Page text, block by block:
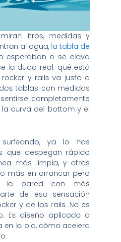
litros, medidas y
al agua, la tabla de
esperaban o se clava
la duda real: qué está
y rails va justo a
tablas con medidas
completamente
curva del bottom y el
ya lo has
que despegan rápido
más limpia, y otras
más en arrancar pero
la pared con más
de esa sensación
y de los rails. No es
Es diseño aplicado a
en la ola, cómo acelera